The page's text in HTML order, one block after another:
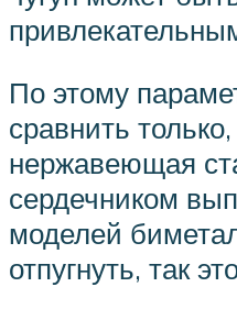
По этому
сравнить
нержавеющая
сердечником
моделей
отпугнуть, так